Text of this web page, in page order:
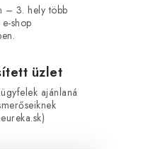
– 3. hely több
shop
üzlet
ajánlaná